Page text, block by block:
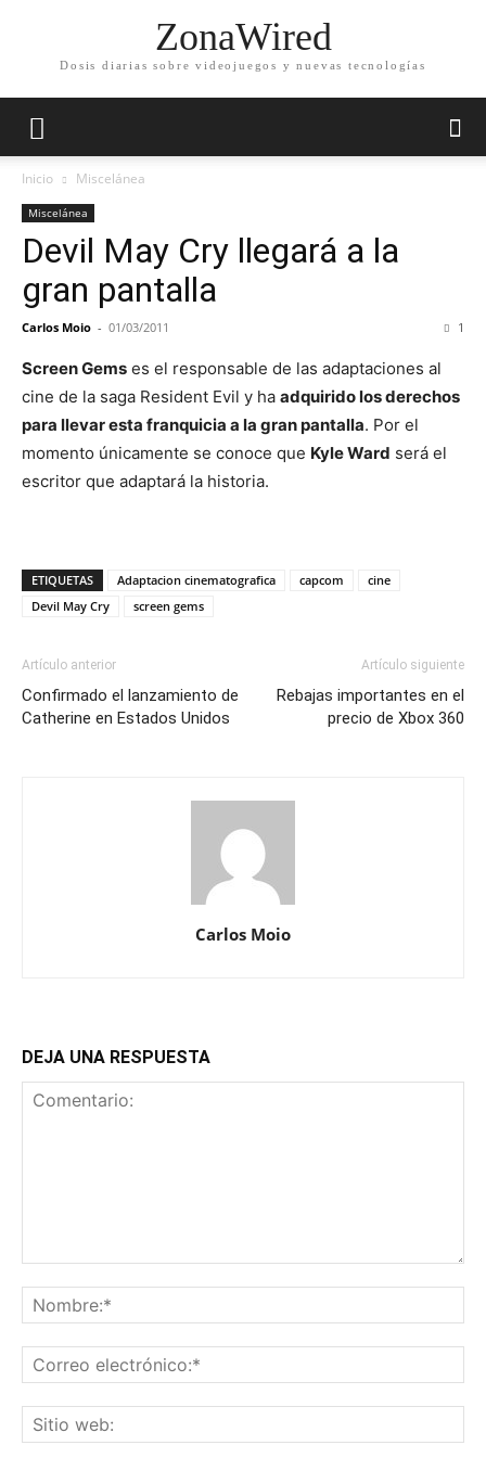
ZonaWired
Dosis diarias sobre videojuegos y nuevas tecnologías
Inicio Miscelánea
Miscelánea
Devil May Cry llegará a la
gran pantalla
Carlos Moio - 01/03/2011 1
Screen Gems es el responsable de las adaptaciones al
cine de la saga Resident Evil y ha adquirido los derechos
para llevar esta franquicia a la gran pantalla. Por el
momento únicamente se conoce que Kyle Ward será el
escritor que adaptará la historia.
ETIQUETAS Adaptacion cinematografica capcom
cine
Devil May Cry
screen gems
Artículo anterior
Confirmado el lanzamiento de
Catherine en Estados Unidos
Artículo siguiente
Rebajas importantes en el
precio de Xbox 360
Carlos Moio
DEJA UNA RESPUESTA